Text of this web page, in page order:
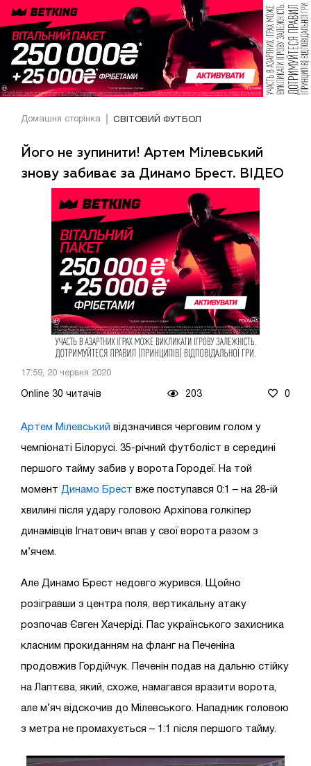
Домашня сторінка СВІТОВИЙ ФУТБОЛ
Його не зупинити! Артем Мілевський
знову забиває за Динамо Брест. ВІДЕО
17:59, 20 червня 2020
Online 30 читачів 203 0
Артем Мілевський відзначився черговим голом у
чемпіонаті Білорусі. 35-річний футболіст в середині
першого тайму забив у ворота Городеї. На той
момент Динамо Брест вже поступався 0:1 – на 28-ій
хвилині після удару головою Архіпова голкіпер
динамівців Ігнатович впав у свої ворота разом з
м’ячем.
Але Динамо Брест недовго журився. Щойно
розігравши з центра поля, вертикальну атаку
розпочав Євген Хачеріді. Пас українського захисника
класним прокиданням на фланг на Печеніна
продовжив Гордійчук. Печенін подав на дальню стійку
на Лаптєва, який, схоже, намагався вразити ворота,
але м’яч відскочив до Мілевського. Нападник головою
з метра не промахується – 1:1 після першого тайму.